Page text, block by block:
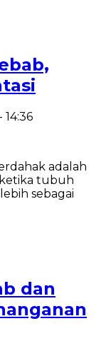
14:36
adalah
tubuh
sebagai
dan